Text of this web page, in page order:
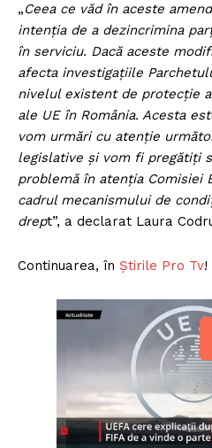
„Ceea ce văd în aceste
intenţia de a dezincrimina
în serviciu. Dacă aceste
afecta investigaţiile
nivelul existent de protecţie
ale UE în România. Acesta
vom urmări cu atenţie
legislative şi vom fi pregătiţi
problemă în atenţia Comisiei
cadrul mecanismului de
drept”, a declarat Laura
Continuarea, în Știrile Pro Tv!